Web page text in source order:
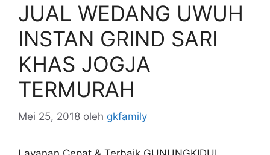
JUAL WEDANG UWUH
INSTAN GRIND SARI
KHAS JOGJA
TERMURAH
Mei 25, 2018 oleh gkfamily